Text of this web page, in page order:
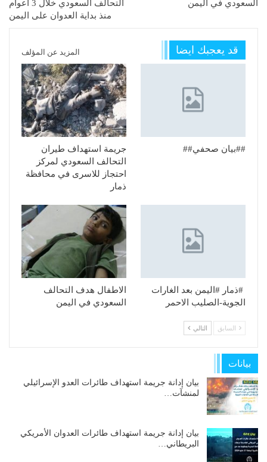
السعودي في اليمن
التحالف السعودي خلال 3 أعوام
منذ بداية العدوان على اليمن
قد يعجبك ايضا المزيد عن المؤلف
##بيان صحفي##
جريمة استهداف طيران
التحالف السعودي لمركز
احتجاز للاسرى في محافظة
ذمار
#ذمار #اليمن بعد الغارات
الجوية-الصليب الاحمر
الاطفال هدف التحالف
السعودي في اليمن
السابق التالي
بيانات
بيان إدانة جريمة استهداف طائرات العدو الإسرائيلي
لمنشآت…
بيان إدانة جريمة استهداف طائرات العدوان الأمريكي
البريطاني…